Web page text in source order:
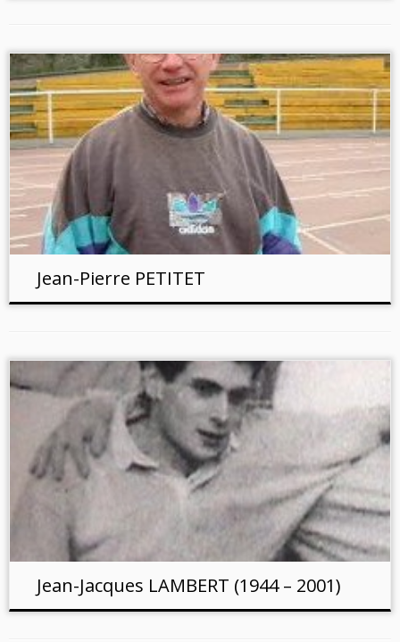
Jean-Pierre PETITET
Jean-Jacques LAMBERT (1944 – 2001)